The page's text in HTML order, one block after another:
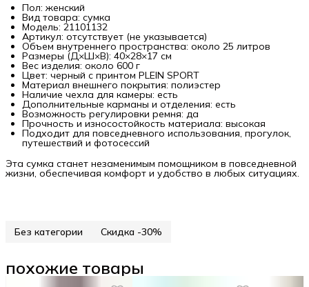
Пол: женский
Вид товара: сумка
Модель: 21101132
Артикул: отсутствует (не указывается)
Объем внутреннего пространства: около 25 литров
Размеры (Д×Ш×В): 40×28×17 см
Вес изделия: около 600 г
Цвет: черный с принтом PLEIN SPORT
Материал внешнего покрытия: полиэстер
Наличие чехла для камеры: есть
Дополнительные карманы и отделения: есть
Возможность регулировки ремня: да
Прочность и износостойкость материала: высокая
Подходит для повседневного использования, прогулок,
путешествий и фотосессий
Эта сумка станет незаменимым помощником в повседневной
жизни, обеспечивая комфорт и удобство в любых ситуациях.
Без категории Скидка -30%
похожие товары